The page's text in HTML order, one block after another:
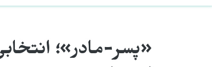
«پسر-مادر»؛